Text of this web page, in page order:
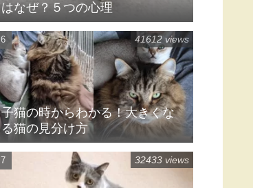
はなぜ？５つの心理
子猫の時からわかる！大きくな
る猫の見分け方
41612 views
32433 views